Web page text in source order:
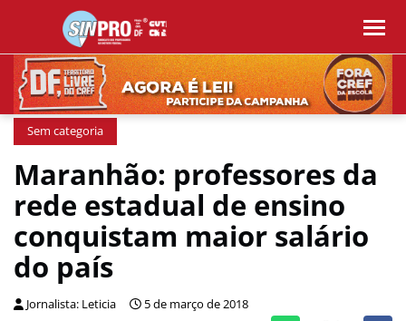
Sem categoria
Maranhão: professores da
rede estadual de ensino
conquistam maior salário
do país
Jornalista: Leticia 5 de março de 2018